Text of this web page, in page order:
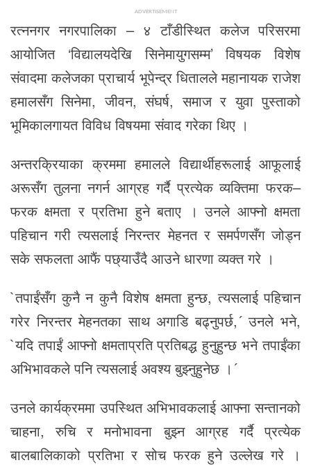
ADVERTISEMENT
रत्ननगर नगरपालिका – ४ टाँडीस्थित कलेज परिसरमा
आयोजित ‘विद्यालयदेखि सिनेमायुगसम्म’ विषयक विशेष
संवादमा कलेजका प्राचार्य भूपेन्द्र धितालले महानायक राजेश
हमालसँग सिनेमा, जीवन, संघर्ष, समाज र युवा पुस्ताको
भूमिकालगायत विविध विषयमा संवाद गरेका थिए ।
अन्तरक्रियाका क्रममा हमालले विद्यार्थीहरूलाई आफूलाई
अरूसँग तुलना नगर्न आग्रह गर्दै प्रत्येक व्यक्तिमा फरक–
फरक क्षमता र प्रतिभा हुने बताए । उनले आफ्नो क्षमता
पहिचान गरी त्यसलाई निरन्तर मेहनत र समर्पणसँग जोड्न
सके सफलता आफैं पछ्याउँदै आउने धारणा व्यक्त गरे ।
`तपाईंसँग कुनै न कुनै विशेष क्षमता हुन्छ, त्यसलाई पहिचान
गरेर निरन्तर मेहनतका साथ अगाडि बढ्नुपर्छ,´ उनले भने,
`यदि तपाईं आफ्नो क्षमताप्रति प्रतिबद्ध हुनुहुन्छ भने तपाईंका
अभिभावकले पनि त्यसलाई अवश्य बुझ्नुहुनेछ ।´
उनले कार्यक्रममा उपस्थित अभिभावकलाई आफ्ना सन्तानको
चाहना, रुचि र मनोभावना बुझ्न आग्रह गर्दै प्रत्येक
बालबालिकाको प्रतिभा र सोच फरक हुने उल्लेख गरे ।